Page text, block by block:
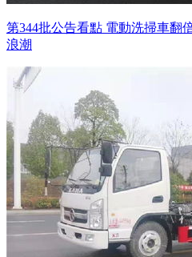
第344批公告看點 電動洗掃車翻
浪潮